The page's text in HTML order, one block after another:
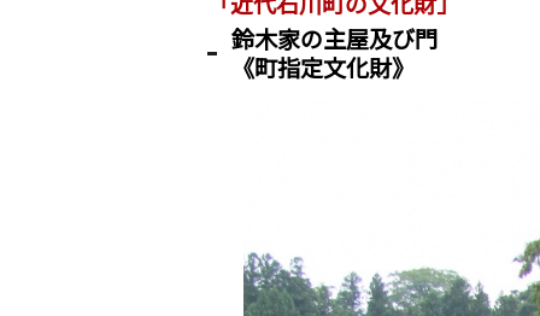
鈴木家の主屋及び門
《町指定文化財》